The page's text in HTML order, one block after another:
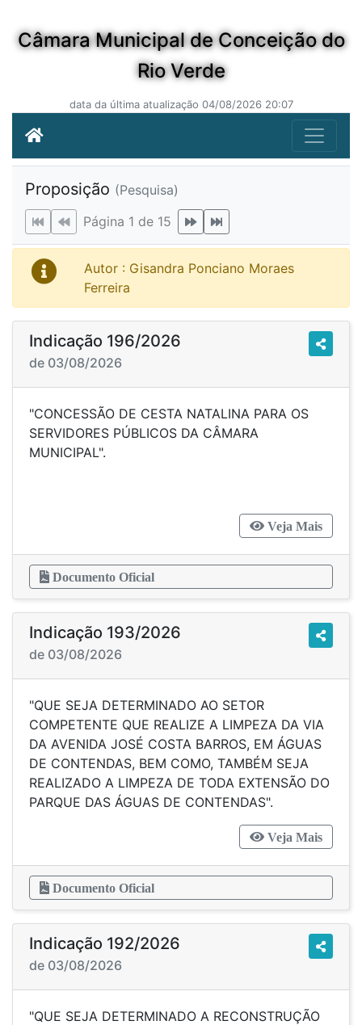
Câmara Municipal de Conceição do
Rio Verde
data da última atualização 04/08/2026 20:07
Proposição (Pesquisa)
Página 1 de 15
Autor : Gisandra Ponciano Moraes
Ferreira
Indicação 196/2026
de 03/08/2026
"CONCESSÃO DE CESTA NATALINA PARA OS
SERVIDORES PÚBLICOS DA CÂMARA
MUNICIPAL".
Veja Mais
Documento Oficial
Indicação 193/2026
de 03/08/2026
"QUE SEJA DETERMINADO AO SETOR
COMPETENTE QUE REALIZE A LIMPEZA DA VIA
DA AVENIDA JOSÉ COSTA BARROS, EM ÁGUAS
DE CONTENDAS, BEM COMO, TAMBÉM SEJA
REALIZADO A LIMPEZA DE TODA EXTENSÃO DO
PARQUE DAS ÁGUAS DE CONTENDAS".
Veja Mais
Documento Oficial
Indicação 192/2026
de 03/08/2026
"QUE SEJA DETERMINADO A RECONSTRUÇÃO